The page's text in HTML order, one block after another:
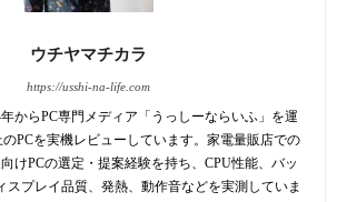
ウチヤマチカラ
https://usshi-na-life.com
からPC専門メディア「うっしーならいふ」を運
PCを実機レビューしています。家電量販店での
けPCの選定・提案経験を持ち、CPU性能、バッ
スプレイ品質、発熱、動作音などを実測していま